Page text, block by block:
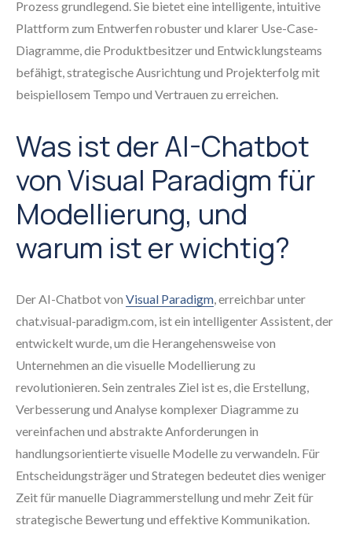
Prozess grundlegend. Sie bietet eine intelligente, intuitive
Plattform zum Entwerfen robuster und klarer Use-Case-
Diagramme, die Produktbesitzer und Entwicklungsteams
befähigt, strategische Ausrichtung und Projekterfolg mit
beispiellosem Tempo und Vertrauen zu erreichen.
Was ist der AI-Chatbot
von Visual Paradigm für
Modellierung, und
warum ist er wichtig?
Der AI-Chatbot von Visual Paradigm, erreichbar unter
chat.visual-paradigm.com, ist ein intelligenter Assistent, der
entwickelt wurde, um die Herangehensweise von
Unternehmen an die visuelle Modellierung zu
revolutionieren. Sein zentrales Ziel ist es, die Erstellung,
Verbesserung und Analyse komplexer Diagramme zu
vereinfachen und abstrakte Anforderungen in
handlungsorientierte visuelle Modelle zu verwandeln. Für
Entscheidungsträger und Strategen bedeutet dies weniger
Zeit für manuelle Diagrammerstellung und mehr Zeit für
strategische Bewertung und effektive Kommunikation.